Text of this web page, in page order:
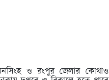
ও রংপুর জেলার কোথাও